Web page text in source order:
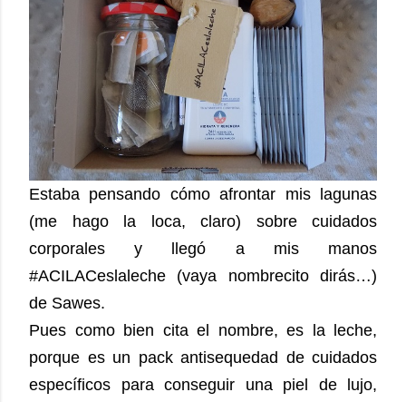
Estaba pensando cómo afrontar mis lagunas
(me hago la loca, claro) sobre cuidados
corporales y llegó a mis manos
#ACILACeslaleche (vaya nombrecito dirás…)
de Sawes.
Pues como bien cita el nombre, es la leche,
porque es un pack antisequedad de cuidados
específicos para conseguir una piel de lujo,